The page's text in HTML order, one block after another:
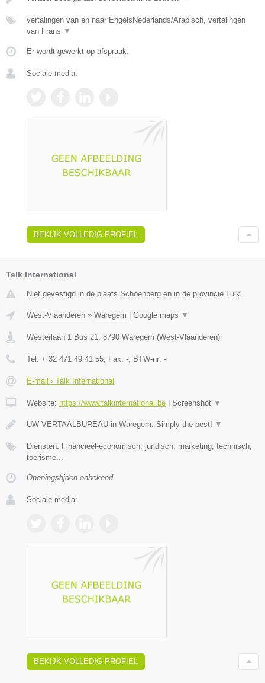
vertalingen van en naar EngelsNederlands/Arabisch, vertalingen
van Frans ▼
Er wordt gewerkt op afspraak.
Sociale media:
BEKIJK VOLLEDIG PROFIEL
Talk International
Niet gevestigd in de plaats Schoenberg en in de provincie Luik.
West-Vlaanderen » Waregem Google maps ▼
Westerlaan 1 Bus 21, 8790 Waregem (West-Vlaanderen)
Tel: + 32 471 49 41 55, Fax: -, BTW-nr: -
E-mail › Talk International
Website: https://www.talkinternational.be Screenshot ▼
UW VERTAALBUREAU in Waregem: Simply the best! ▼
Diensten: Financieel-economisch, juridisch, marketing, technisch,
toerisme...
Openingstijden onbekend
Sociale media:
BEKIJK VOLLEDIG PROFIEL